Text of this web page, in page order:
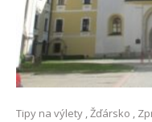
Tipy na výlety Žďársko